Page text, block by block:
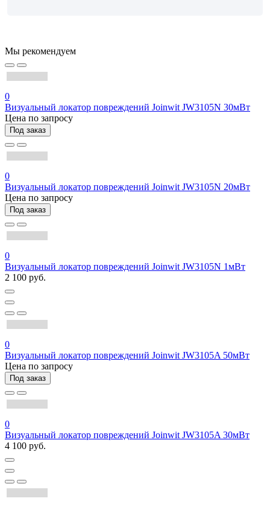
Мы рекомендуем
0
Визуальный локатор повреждений Joinwit JW3105N 30мВт
Цена по запросу
Под заказ
0
Визуальный локатор повреждений Joinwit JW3105N 20мВт
Цена по запросу
Под заказ
0
Визуальный локатор повреждений Joinwit JW3105N 1мВт
2 100 руб.
0
Визуальный локатор повреждений Joinwit JW3105A 50мВт
Цена по запросу
Под заказ
0
Визуальный локатор повреждений Joinwit JW3105A 30мВт
4 100 руб.